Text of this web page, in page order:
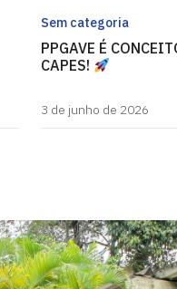
Sem categoria
PPGAVE É
CAPES!
3 de junho de 2026